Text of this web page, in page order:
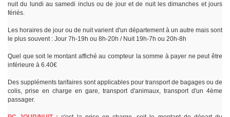
nuit du lundi au samedi inclus ou de jour et de nuit les dimanches et jours
fériés.
Les horaires de jour ou de nuit varient d'un département à un autre mais sont
le plus souvent : Jour 7h-19h ou 8h-20h / Nuit 19h-7h ou 20h-8h
Quel que soit le montant affiché au compteur la somme à payer ne peut être
inférieure à 6.40€
Des suppléments tarifaires sont applicables pour transport de bagages ou de
colis, prise en charge en gare, transport d'animaux, transport d'un 4ème
passager.